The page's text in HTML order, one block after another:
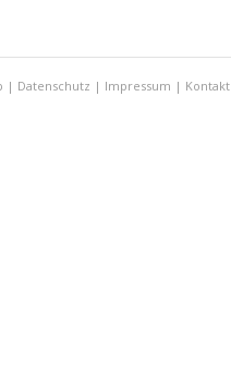
| Datenschutz | Impressum | Kontakt